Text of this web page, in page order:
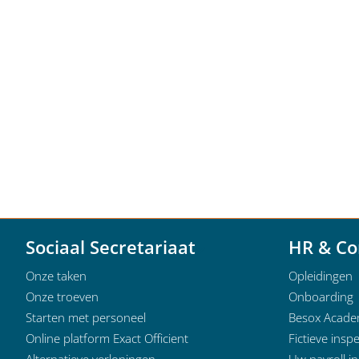
Sociaal Secretariaat
Onze taken
Onze troeven
Starten met personeel
Online platform Exact Officient
HR &
Opleidingen
Onboarding
Besox
Fictieve